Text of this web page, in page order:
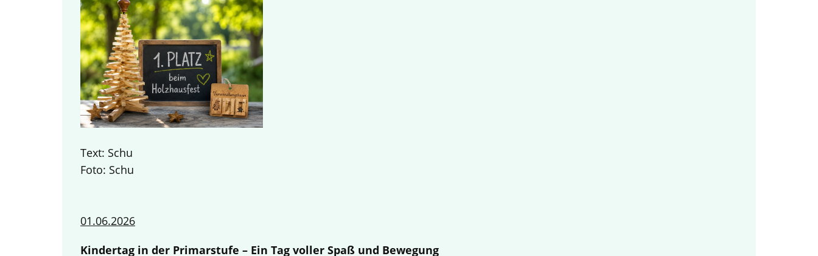
Text: Schu
Foto: Schu
01.06.2026
Kindertag in der Primarstufe – Ein Tag voller Spaß und Bewegung